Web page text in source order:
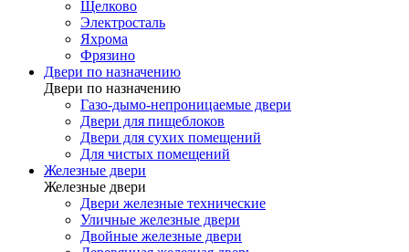
Щелково
Электросталь
Яхрома
Фрязино
Двери по назначению
Двери по назначению
Газо-дымо-непроницаемые двери
Двери для пищеблоков
Двери для сухих помещений
Для чистых помещений
Железные двери
Железные двери
Двери железные технические
Уличные железные двери
Двойные железные двери